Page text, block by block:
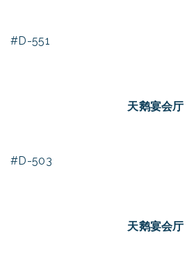
#D-551
天鹅宴会厅
#D-503
天鹅宴会厅